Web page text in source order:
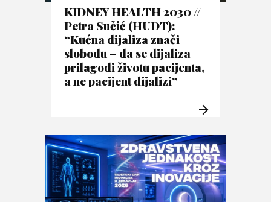
KIDNEY HEALTH 2030 //
Petra Sučić (HUDT):
“Kućna dijaliza znači
slobodu – da se dijaliza
prilagodi životu pacijenta,
a ne pacijent dijalizi”